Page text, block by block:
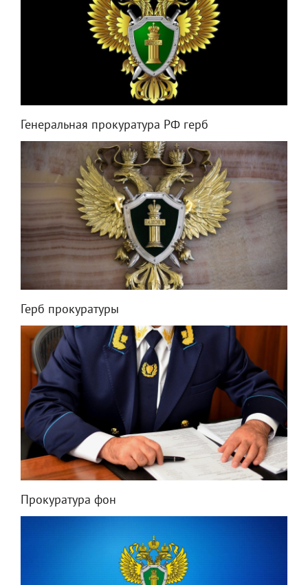
Генеральная прокуратура РФ герб
Герб прокуратуры
Прокуратура фон